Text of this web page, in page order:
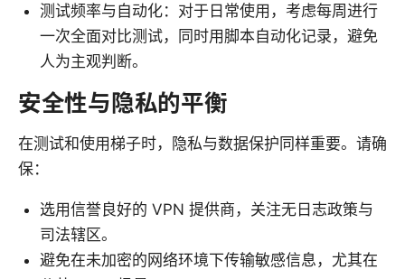
测试频率与自动化：对于日常使用，考虑每周进行
一次全面对比测试，同时用脚本自动化记录，避免
人为主观判断。
安全性与隐私的平衡
在测试和使用梯子时，隐私与数据保护同样重要。请确
保：
选用信誉良好的 VPN 提供商，关注无日志政策与
司法辖区。
避免在未加密的网络环境下传输敏感信息，尤其在